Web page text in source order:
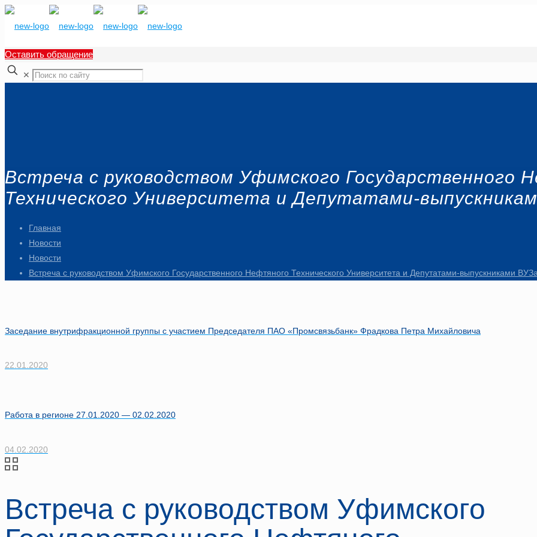
Оставить обращение
✕
Встреча с руководством Уфимского Государственного
Технического Университета и Депутатами-
Главная
Новости
Новости
Встреча с руководством Уфимского Государственного Нефтяного Технического Университета и Депутатами-выпускниками
Заседание внутрифракционной группы с участием Председателя ПАО «Промсвязьбанк» Фрадкова Петра Михайловича
22.01.2020
Работа в регионе 27.01.2020 — 02.02.2020
04.02.2020
Встреча с руководством Уфимского